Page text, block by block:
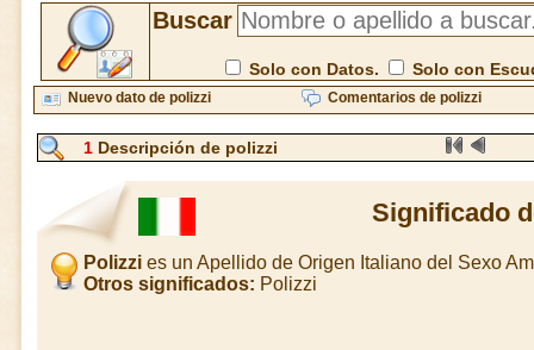
Buscar
Solo con Datos. Solo con
Nuevo dato de polizzi Comentarios de polizzi
1 Descripción de polizzi
Significado
Polizzies un Apellido de Origen Italiano del Sexo
Otros significados: Polizzi